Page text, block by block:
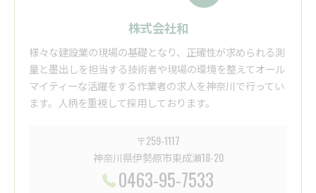
株式会社和
様々な建設業の現場の基礎となり、正確性が求められる測
量と墨出しを担当する技術者や現場の環境を整えてオール
マイティーな活躍をする作業者の求人を神奈川で行ってい
ます。人柄を重視して採用しております。
〒259-1117
神奈川県伊勢原市東成瀬18-20
0463-95-7533